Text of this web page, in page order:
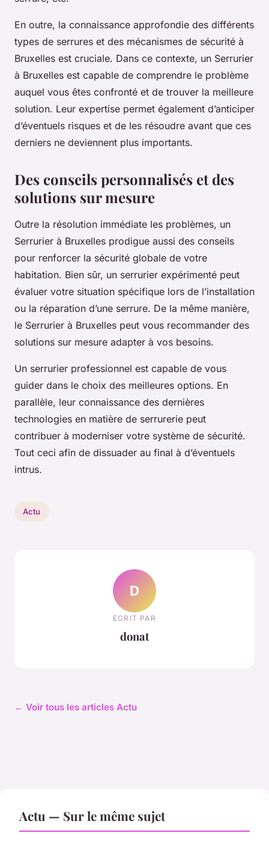
En outre, la connaissance approfondie des différents
types de serrures et des mécanismes de sécurité à
Bruxelles est cruciale. Dans ce contexte, un Serrurier
à Bruxelles est capable de comprendre le problème
auquel vous êtes confronté et de trouver la meilleure
solution. Leur expertise permet également d’anticiper
d’éventuels risques et de les résoudre avant que ces
derniers ne deviennent plus importants.
Des conseils personnalisés et des
solutions sur mesure
Outre la résolution immédiate les problèmes, un
Serrurier à Bruxelles prodigue aussi des conseils
pour renforcer la sécurité globale de votre
habitation. Bien sûr, un serrurier expérimenté peut
évaluer votre situation spécifique lors de l’installation
ou la réparation d’une serrure. De la même manière,
le Serrurier à Bruxelles peut vous recommander des
solutions sur mesure adapter à vos besoins.
Un serrurier professionnel est capable de vous
guider dans le choix des meilleures options. En
parallèle, leur connaissance des dernières
technologies en matière de serrurerie peut
contribuer à moderniser votre système de sécurité.
Tout ceci afin de dissuader au final à d’éventuels
intrus.
Actu
D
ECRIT PAR
donat
← Voir tous les articles Actu
Actu — Sur le même sujet